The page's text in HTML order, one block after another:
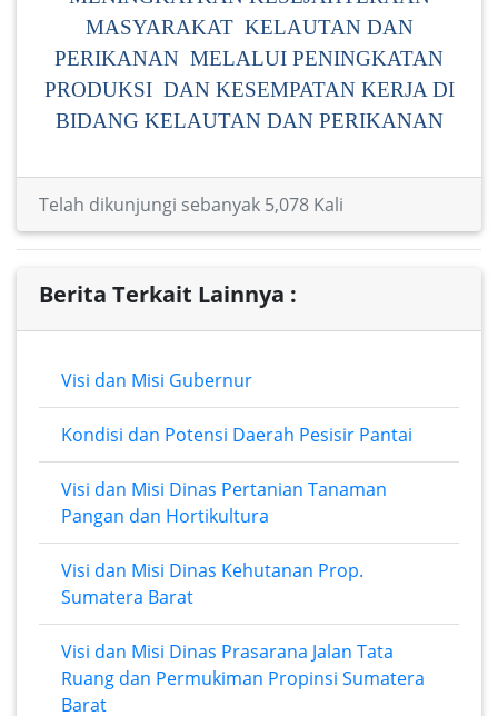
MASYARAKAT KELAUTAN DAN
PERIKANAN MELALUI PENINGKATAN
PRODUKSI DAN KESEMPATAN KERJA DI
BIDANG KELAUTAN DAN PERIKANAN
Telah dikunjungi sebanyak 5,078 Kali
Berita Terkait Lainnya :
Visi dan Misi Gubernur
Kondisi dan Potensi Daerah Pesisir Pantai
Visi dan Misi Dinas Pertanian Tanaman
Pangan dan Hortikultura
Visi dan Misi Dinas Kehutanan Prop.
Sumatera Barat
Visi dan Misi Dinas Prasarana Jalan Tata
Ruang dan Permukiman Propinsi Sumatera
Barat